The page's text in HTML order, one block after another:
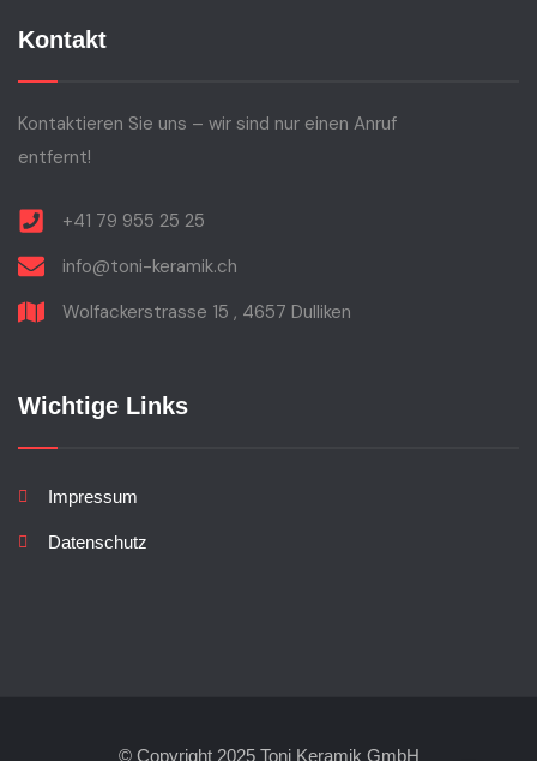
Kontakt
Kontaktieren Sie uns – wir sind nur einen Anruf
entfernt!
+41 79 955 25 25
info@toni-keramik.ch
Wolfackerstrasse 15 , 4657 Dulliken
Wichtige Links
Impressum
Datenschutz
© Copyright 2025 Toni Keramik GmbH